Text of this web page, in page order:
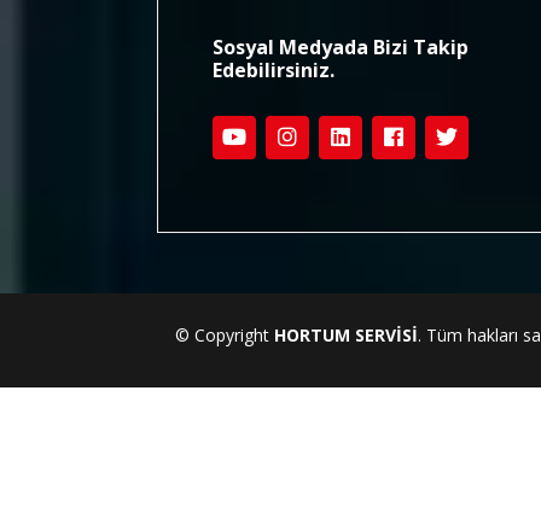
Sosyal Medyada Bizi Takip
Edebilirsiniz.
© Copyright HORTUM SERVİSİ. Tüm hakları